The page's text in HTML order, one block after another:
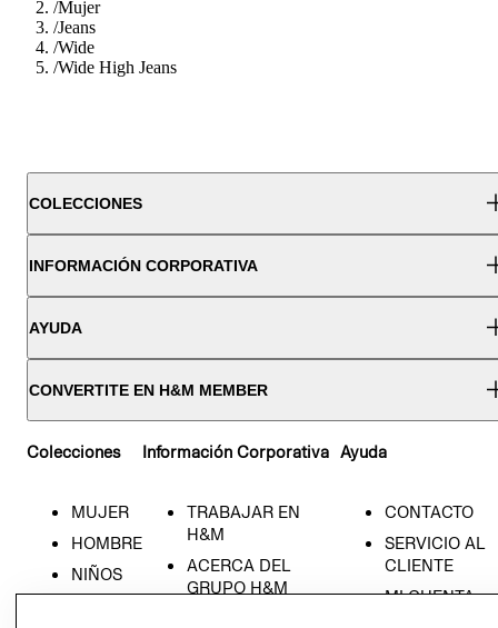
/Mujer
/Jeans
/Wide
/Wide High Jeans
COLECCIONES
INFORMACIÓN CORPORATIVA
AYUDA
CONVERTITE EN H&M MEMBER
Colecciones
MUJER
HOMBRE
NIÑOS
Información Corporativa
TRABAJAR EN
H&M
ACERCA DEL
GRUPO H&M
Ayuda
CONTACTO
SERVICIO AL
CLIENTE
MI CUENTA